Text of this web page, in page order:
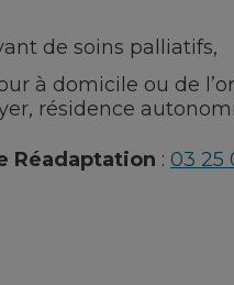
de soins palliatifs,
à domicile ou de
résidence
Réadaptation : 03 25